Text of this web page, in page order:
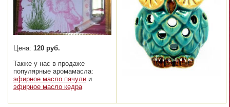
Цена: 120 руб.
Также у нас в продаже
популярные аромамасла:
эфирное масло пачули и
эфирное масло кедра